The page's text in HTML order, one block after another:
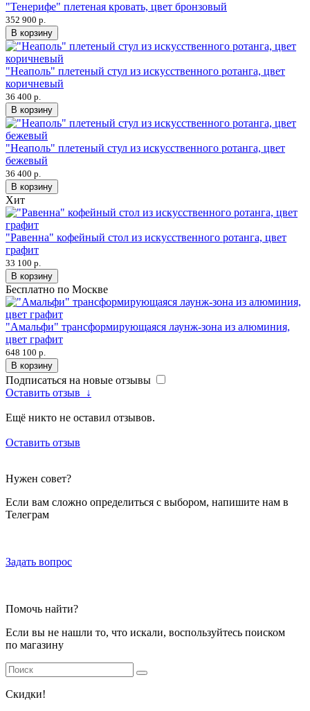
"Тенерифе" плетеная кровать, цвет бронзовый
352 900 р.
В корзину
"Неаполь" плетеный стул из искусственного ротанга, цвет
коричневый
36 400 р.
В корзину
"Неаполь" плетеный стул из искусственного ротанга, цвет
бежевый
36 400 р.
В корзину
Хит
"Равенна" кофейный стол из искусственного ротанга, цвет
графит
33 100 р.
В корзину
Бесплатно по Москве
"Амальфи" трансформирующаяся лаунж-зона из алюминия,
цвет графит
648 100 р.
В корзину
Подписаться на новые отзывы
Оставить отзыв
↓
Ещё никто не оставил отзывов.
Оставить отзыв
Нужен совет?
Если вам сложно определиться с выбором, напишите нам в
Телеграм
Задать вопрос
Помочь найти?
Если вы не нашли то, что искали, воспользуйтесь поиском
по магазину
Скидки!